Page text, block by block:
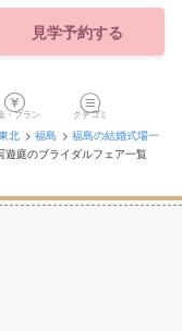
見学予約する
・プラン クチコミ
北 福島
福島の結婚式場一
庭のブライダルフェア一覧